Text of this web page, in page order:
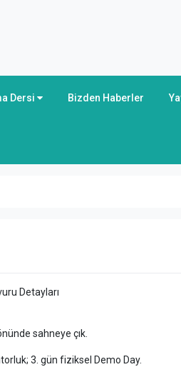
Dersi Bizden Haberler
Detayları
sahneye çık.
3. gün fiziksel Demo Day.